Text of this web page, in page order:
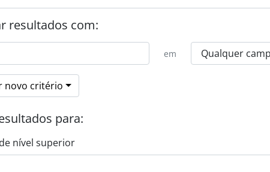
resultados com:
em
novo critério
para:
nível superior